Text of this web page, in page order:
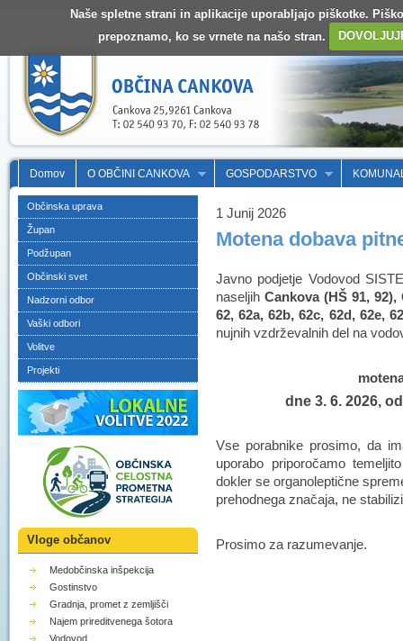
Naše spletne strani in aplikacije uporabljajo piškotke.
prepoznamo, ko se vrnete na našo stran.
Domov O OBČINI CANKOVA GOSPODARSTVO
Občinska uprava
Župan
Podžupan
Občinski svet
Nadzorni odbor
Vaški odbori
Volitve
Projekti
Vloge občanov
Medobčinska inšpekcija
Gostinstvo
Gradnja, promet z zemljišči
Najem prireditvenega šotora
Vodovod
1 Junij 2026
Motena dobava
Javno podjetje Vodovod
naseljihCankova (HŠ 91,
62, 62a, 62b, 62c, 62d, 62e,
nujnih vzdrževalnih del na
dne 3. 6. 2026,
Vse porabnike prosimo, da
uporabo priporočamo
dokler se organoleptične
prehodnega značaja, ne
Prosimo za razumevanje.